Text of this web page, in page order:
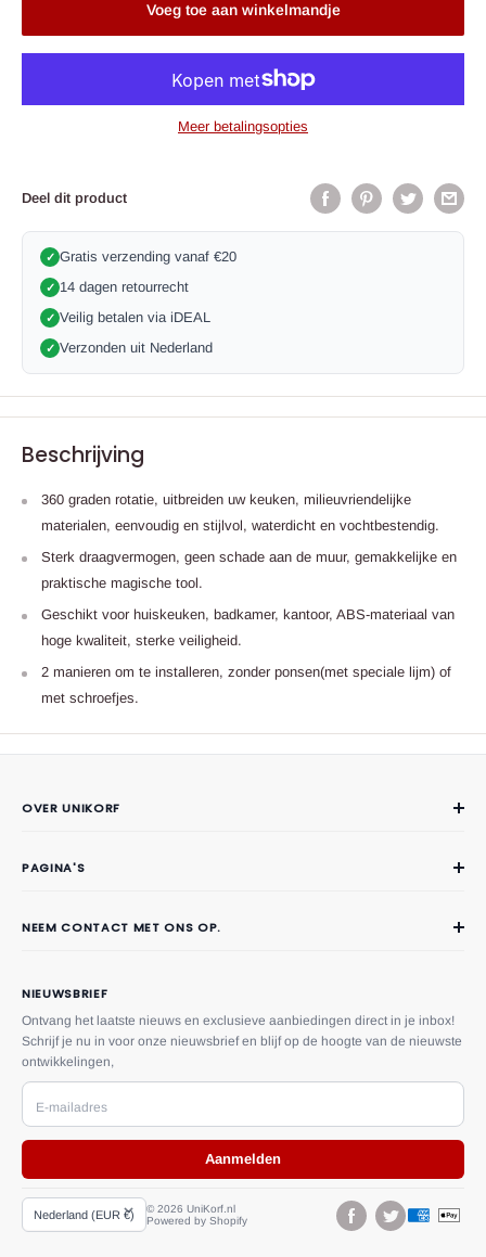
Voeg toe aan winkelmandje
Meer betalingsopties
Deel dit product
✓ Gratis verzending vanaf €20
✓ 14 dagen retourrecht
✓ Veilig betalen via iDEAL
✓ Verzonden uit Nederland
Beschrijving
360 graden rotatie, uitbreiden uw keuken, milieuvriendelijke
materialen, eenvoudig en stijlvol, waterdicht en vochtbestendig.
Sterk draagvermogen, geen schade aan de muur, gemakkelijke en
praktische magische tool.
Geschikt voor huiskeuken, badkamer, kantoor, ABS-materiaal van
hoge kwaliteit, sterke veiligheid.
2 manieren om te installeren, zonder ponsen(met speciale lijm) of
met schroefjes.
OVER UNIKORF
Contact
PAGINA'S
Privacy
Herroepingsrecht
Algemene voorwaarden
Betalings voorwaarden
NIEUWSBRIEF
Ontvang het laatste nieuws en exclusieve aanbiedingen direct in je inbox!
Schrijf je nu in voor onze nieuwsbrief en blijf op de hoogte van de nieuwste
ontwikkelingen,
E-mailadres
Aanmelden
NEEM CONTACT MET ONS OP.
Adres:Driestweg 10, 8071 BT
Nunspeet, Gelderland, Nederland
U kunt ons ook een bericht sturen via het
Nederland (EUR €)
© 2026 UniKorf.nl
Powered by Shopify